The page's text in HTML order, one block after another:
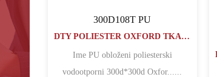
300D108T PU
DTY POLIESTER OXFORD TKANINA
Ime PU obloženi poliesterski
vodootporni 300d*300d Oxfor......